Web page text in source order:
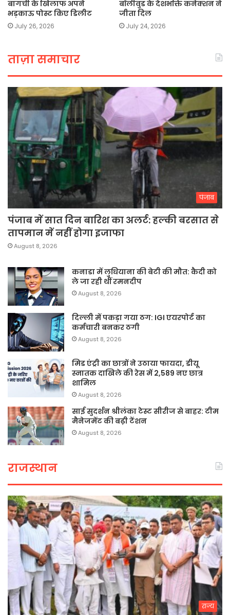
बागची के खिलाफ अपने
भड़काऊ पोस्ट किए डिलीट
July 26, 2026
बॉलीवुड के देशभक्ति कनेक्शन ने
जीता दिल
July 24, 2026
ताज़ा समाचार
पंजाब
पंजाब में सात दिन बारिश का अलर्ट: हल्की बरसात से
तापमान में नहीं होगा इजाफा
August 8, 2026
कनाडा में लुधियाना की बेटी की माैत: कैदी को
ले जा रही थीं रमनदीप
August 8, 2026
दिल्ली में पकड़ा गया ठग: IGI एयरपोर्ट का
कर्मचारी बनकर ठगी
August 8, 2026
मिड एंट्री का छात्रों ने उठाया फायदा, डीयू
स्नातक दाखिले की रेस में 2,589 नए छात्र
शामिल
August 8, 2026
साई सुदर्शन श्रीलंका टेस्ट सीरीज से बाहर: टीम
मैनेजमेंट की बढ़ी टेंशन
August 8, 2026
राजस्थान
राज्य